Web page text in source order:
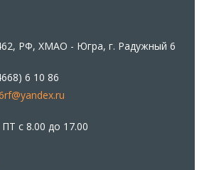
РФ, ХМАО - Югра, г. Радужный 6
6 10 86
с 8.00 до 17.00